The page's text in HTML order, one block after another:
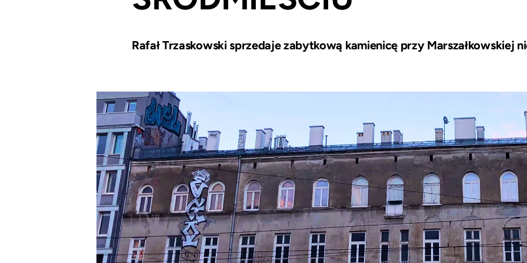
Rafał Trzaskowski sprzedaje zabytkową kamienicę przy Marszałkowskiej